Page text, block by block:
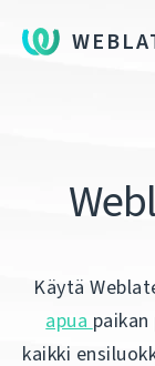
Käytä
apua
kaikki